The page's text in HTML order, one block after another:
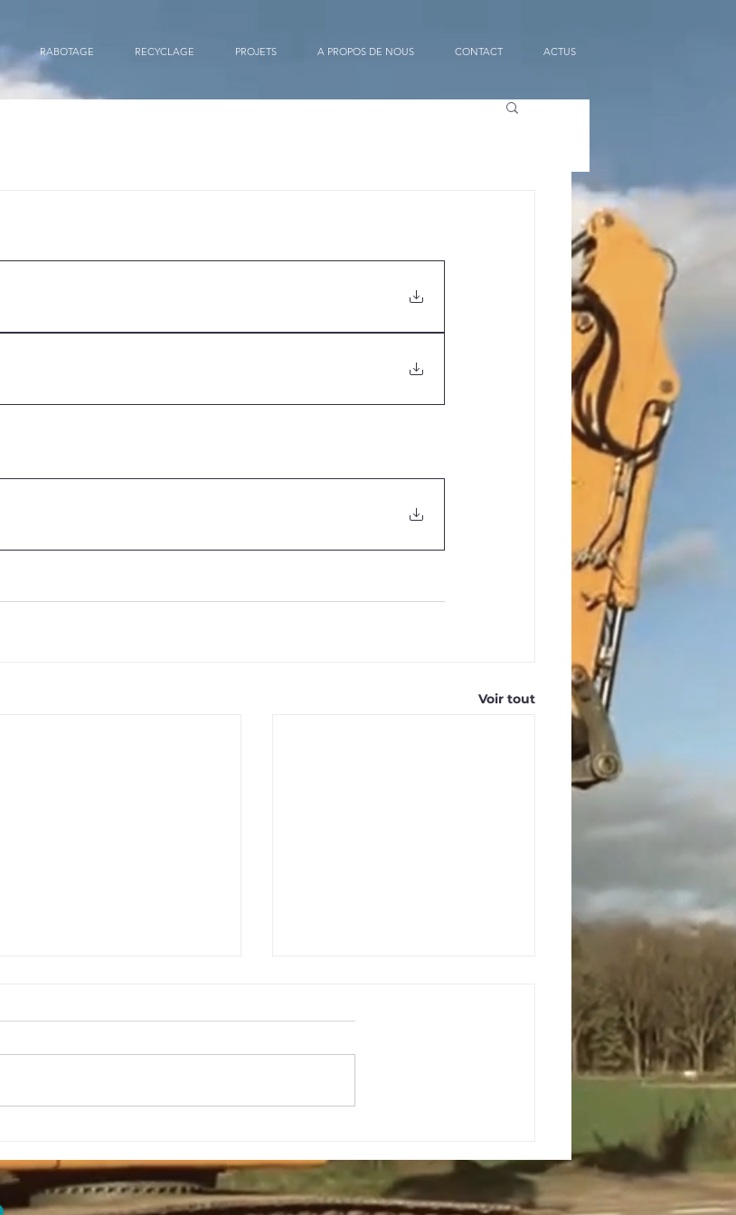
RABOTAGE RECYCLAGE PROJETS A PROPOS DE NOUS CONTACT ACTUS
Voir tout
CE VGP CE VGP